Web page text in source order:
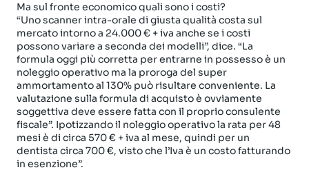
Ma sul fronte economico quali sono i costi?
“Uno scanner intra-orale di giusta qualità costa sul
mercato intorno a 24.000 € + iva anche se i costi
possono variare a seconda dei modelli”, dice. “La
formula oggi più corretta per entrarne in possesso è un
noleggio operativo ma la proroga del super
ammortamento al 130% può risultare conveniente. La
valutazione sulla formula di acquisto è ovviamente
soggettiva deve essere fatta con il proprio consulente
fiscale”. Ipotizzando il noleggio operativo la rata per 48
mesi è di circa 570 € + iva al mese, quindi per un
dentista circa 700 €, visto che l’Iva è un costo fatturando
in esenzione”.